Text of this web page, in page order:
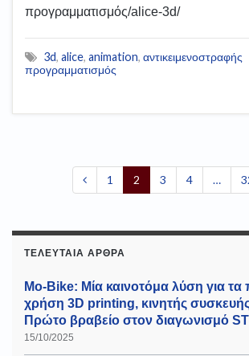
προγραμματισμός/alice-3d/
3d, alice, animation, αντικειμενοστραφής
προγραμματισμός
1 2 3 4 …
ΤΕΛΕΥΤΑΊΑ ΆΡΘΡΑ
Mo-Bike: Μία καινοτόμα λύση για
χρήση 3D printing, κινητής
Πρώτο βραβείο στον διαγωνισμό
15/10/2025